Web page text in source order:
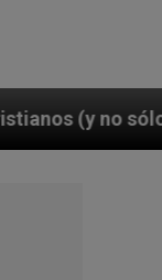
Santa